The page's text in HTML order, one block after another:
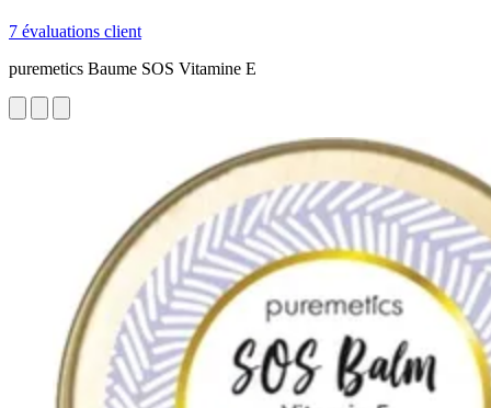
7 évaluations client
puremetics Baume SOS Vitamine E